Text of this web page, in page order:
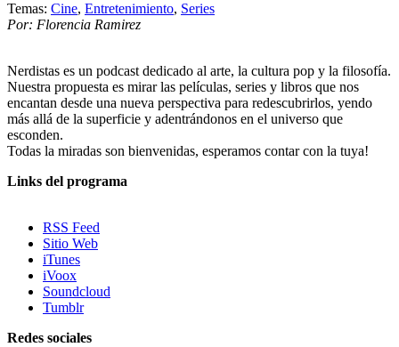
Temas: Cine, Entretenimiento, Series
Por: Florencia Ramirez
Nerdistas es un podcast dedicado al arte, la cultura pop y la filosofía.
Nuestra propuesta es mirar las películas, series y libros que nos
encantan desde una nueva perspectiva para redescubrirlos, yendo
más allá de la superficie y adentrándonos en el universo que
esconden.
Todas la miradas son bienvenidas, esperamos contar con la tuya!
Links del programa
RSS Feed
Sitio Web
iTunes
iVoox
Soundcloud
Tumblr
Redes sociales